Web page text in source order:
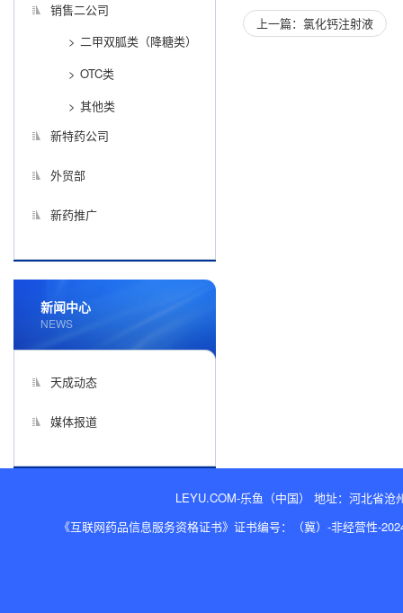
销售二公司
二甲双胍类（降糖类）
OTC类
其他类
新特药公司
外贸部
新药推广
新闻中心
NEWS
天成动态
媒体报道
上一篇：氯化钙注射液
LEYU.COM-乐鱼（中国） 地址：河北省
《互联网药品信息服务资格证书》证书编号：（冀）-非经营性-